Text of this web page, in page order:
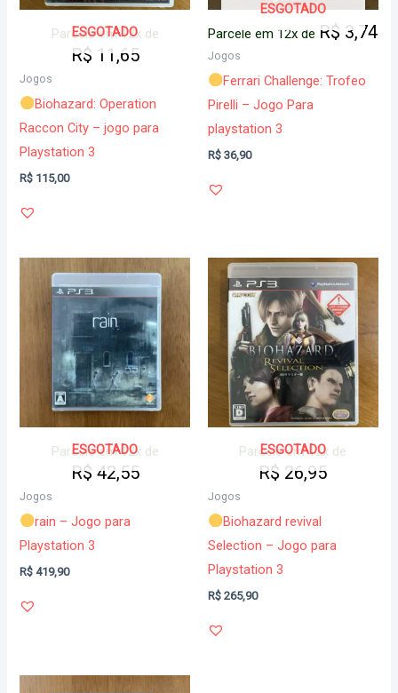
ESGOTADO
Parcele em 12x de
R$ 11,65
Jogos
Biohazard: Operation
Raccon City – jogo para
Playstation 3
R$ 115,00
ESGOTADO
Parcele em 12x de R$ 3,74
Jogos
Ferrari Challenge: Trofeo
Pirelli – Jogo Para
playstation 3
R$ 36,90
ESGOTADO
Parcele em 12x de
R$ 42,55
Jogos
rain – Jogo para
Playstation 3
R$ 419,90
ESGOTADO
Parcele em 12x de
R$ 26,95
Jogos
Biohazard revival
Selection – Jogo para
Playstation 3
R$ 265,90